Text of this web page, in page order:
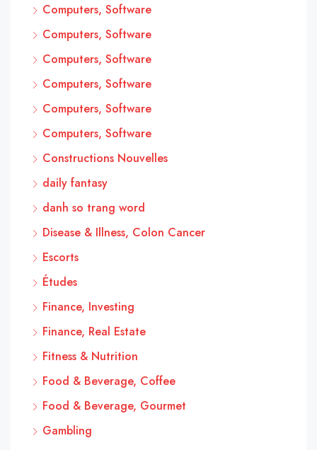
Computers, Software
Computers, Software
Computers, Software
Computers, Software
Computers, Software
Computers, Software
Constructions Nouvelles
daily fantasy
danh so trang word
Disease & Illness, Colon Cancer
Escorts
Études
Finance, Investing
Finance, Real Estate
Fitness & Nutrition
Food & Beverage, Coffee
Food & Beverage, Gourmet
Gambling